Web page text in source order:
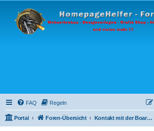
FAQ Regeln
Portal Foren-Übersicht Kontakt mit der Board-Administration aufnehmen